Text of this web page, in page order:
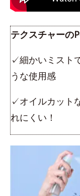
テクスチャーの
✓細かいミスト
うな使用感
✓オイルカット
れにくい！